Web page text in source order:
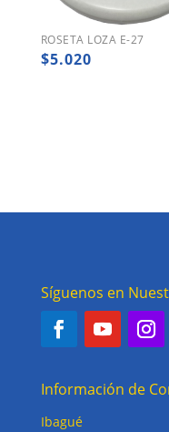
ROSETA LOZA E-27
$5.020
Síguenos en
Información de
Ibagué